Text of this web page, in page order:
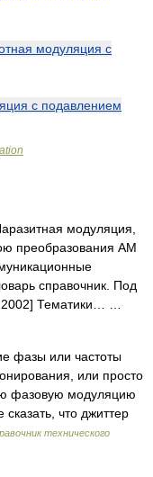
модуляция с
с подавлением
модуляция,
преобразования AM
справочник. Под
2002] Тематики… …
фазы или частоты
или просто
фазовую модуляцию
что джиттер
технического